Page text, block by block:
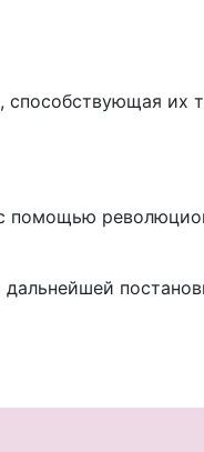
их
помощью